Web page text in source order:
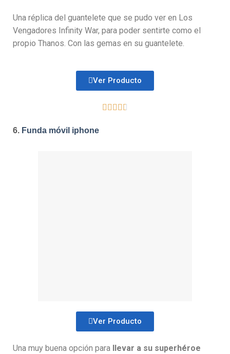
Una réplica del guantelete que se pudo ver en Los
Vengadores Infinity War, para poder sentirte como el
propio Thanos. Con las gemas en su guantelete.
Ver Producto
    
6. Funda móvil iphone
Ver Producto
Una muy buena opción para llevar a su superhéroe